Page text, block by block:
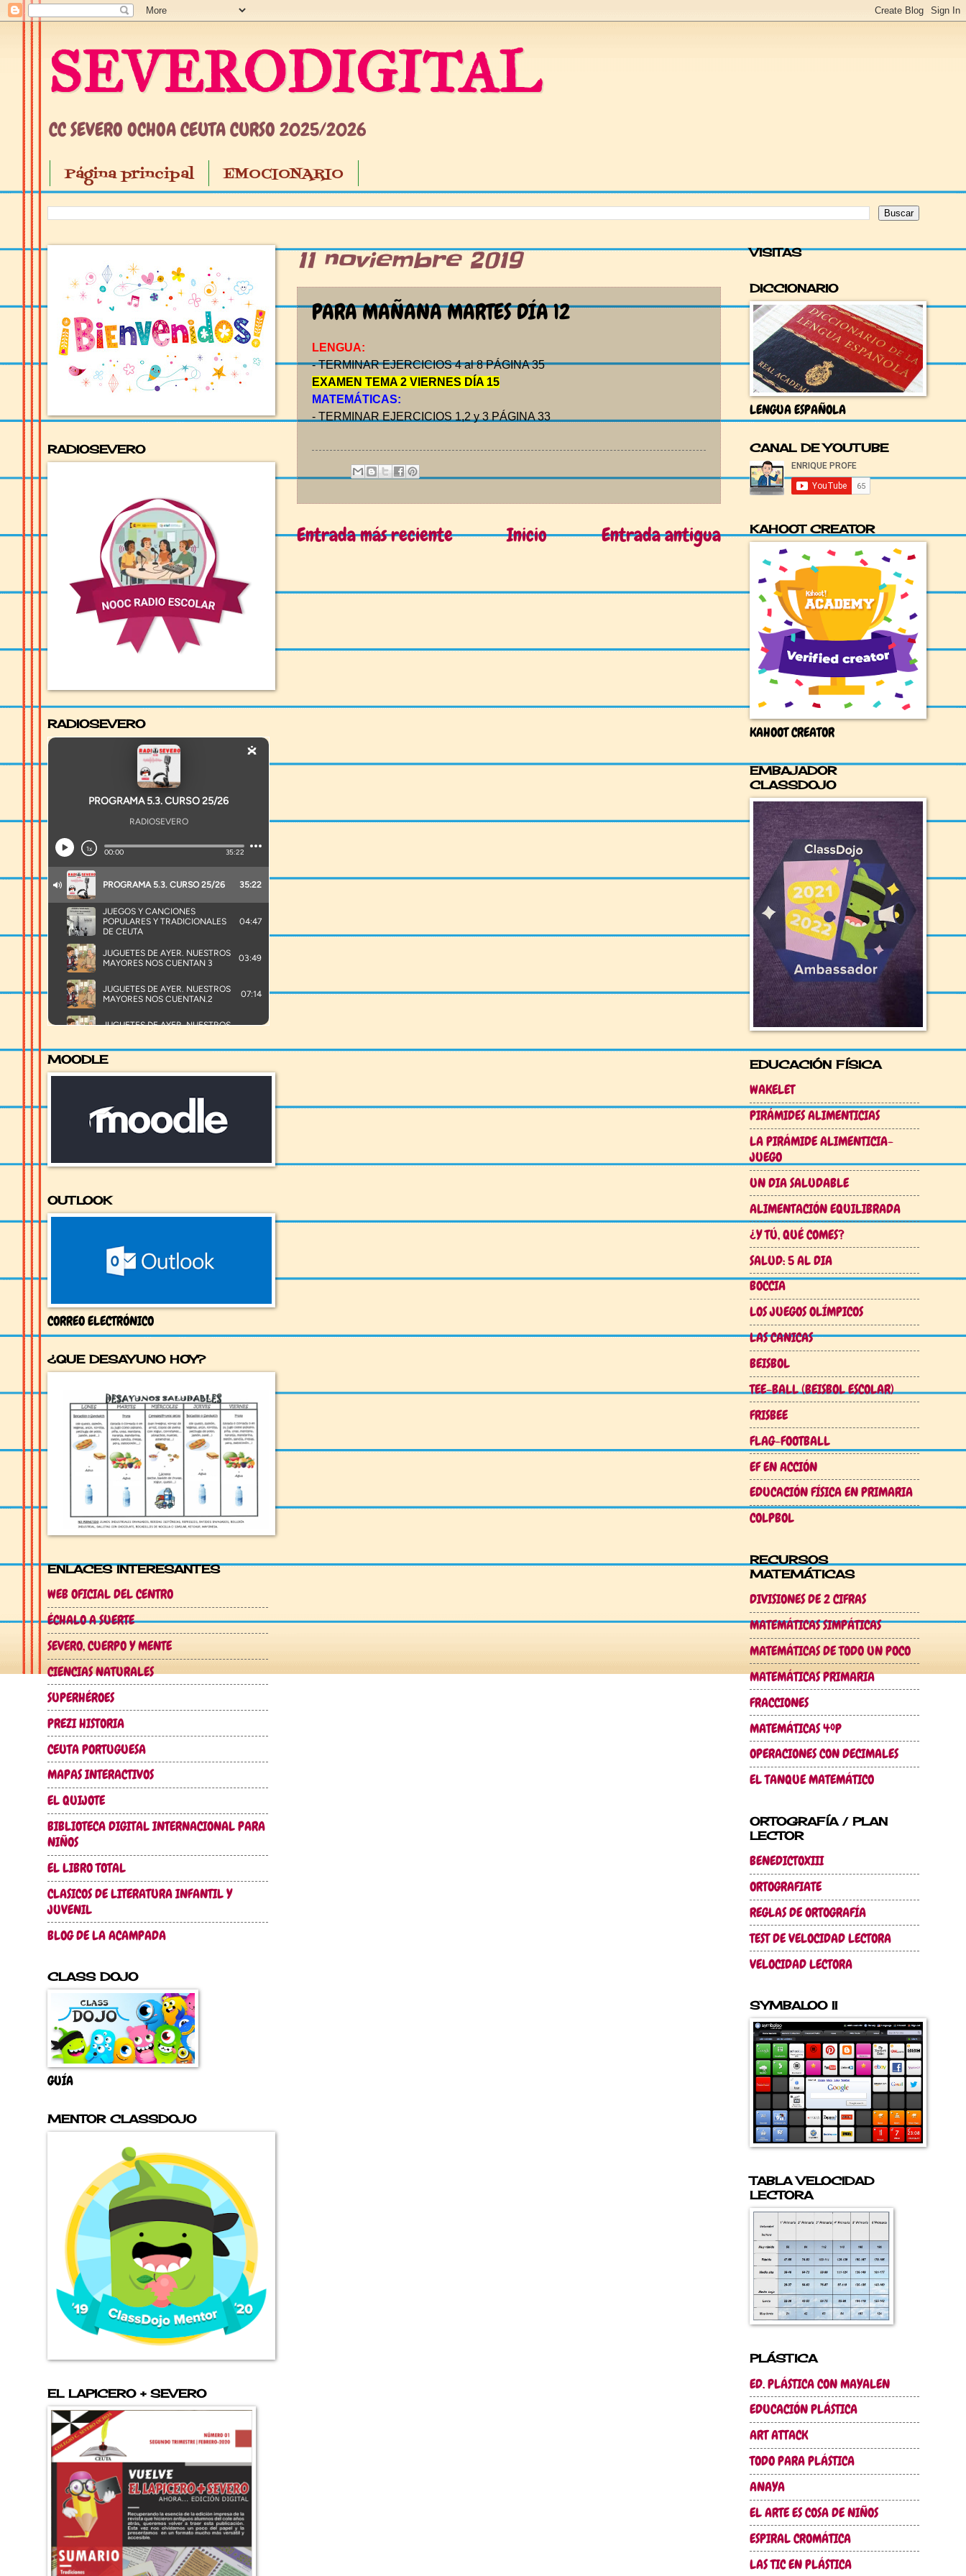
SEVERODIGITAL
CC SEVERO OCHOA CEUTA CURSO 2025/2026
Página principal EMOCIONARIO
11 noviembre 2019
PARA MAÑANA MARTES DÍA 12
LENGUA:
- TERMINAR EJERCICIOS 4 al 8 PÁGINA 35
EXAMEN TEMA 2 VIERNES DÍA 15
MATEMÁTICAS:
- TERMINAR EJERCICIOS 1,2 y 3 PÁGINA 33
Entrada más reciente Entrada antigua
Inicio
RADIOSEVERO
RADIOSEVERO
MOODLE
OUTLOOK
CORREO ELECTRÓNICO
¿QUE DESAYUNO HOY?
ENLACES INTERESANTES
WEB OFICIAL DEL CENTRO
ÉCHALO A SUERTE
SEVERO, CUERPO Y MENTE
CIENCIAS NATURALES
SUPERHÉROES
PREZI HISTORIA
CEUTA PORTUGUESA
MAPAS INTERACTIVOS
EL QUIJOTE
BIBLIOTECA DIGITAL INTERNACIONAL PARA
NIÑOS
EL LIBRO TOTAL
CLASICOS DE LITERATURA INFANTIL Y
JUVENIL
BLOG DE LA ACAMPADA
CLASS DOJO
GUÍA
MENTOR CLASSDOJO
EL LAPICERO + SEVERO
VISITAS
DICCIONARIO
LENGUA ESPAÑOLA
CANAL DE YOUTUBE
KAHOOT CREATOR
KAHOOT CREATOR
EMBAJADOR
CLASSDOJO
EDUCACIÓN FÍSICA
WAKELET
PIRÁMIDES ALIMENTICIAS
LA PIRÁMIDE ALIMENTICIA-
JUEGO
UN DIA SALUDABLE
ALIMENTACIÓN EQUILIBRADA
¿Y TÚ, QUÉ COMES?
SALUD: 5 AL DIA
BOCCIA
LOS JUEGOS OLÍMPICOS
LAS CANICAS
BEISBOL
TEE-BALL (BEISBOL ESCOLAR)
FRISBEE
FLAG-FOOTBALL
EF EN ACCIÓN
EDUCACIÓN FÍSICA EN PRIMARIA
COLPBOL
RECURSOS
MATEMÁTICAS
DIVISIONES DE 2 CIFRAS
MATEMÁTICAS SIMPÁTICAS
MATEMÁTICAS DE TODO UN POCO
MATEMÁTICAS PRIMARIA
FRACCIONES
MATEMÁTICAS 4ºP
OPERACIONES CON DECIMALES
EL TANQUE MATEMÁTICO
ORTOGRAFÍA / PLAN
LECTOR
BENEDICTOXIII
ORTOGRAFIATE
REGLAS DE ORTOGRAFÍA
TEST DE VELOCIDAD LECTORA
VELOCIDAD LECTORA
SYMBALOO II
TABLA VELOCIDAD
LECTORA
PLÁSTICA
ED. PLÁSTICA CON MAYALEN
EDUCACIÓN PLÁSTICA
ART ATTACK
TODO PARA PLÁSTICA
ANAYA
EL ARTE ES COSA DE NIÑOS
ESPIRAL CROMÁTICA
LAS TIC EN PLÁSTICA